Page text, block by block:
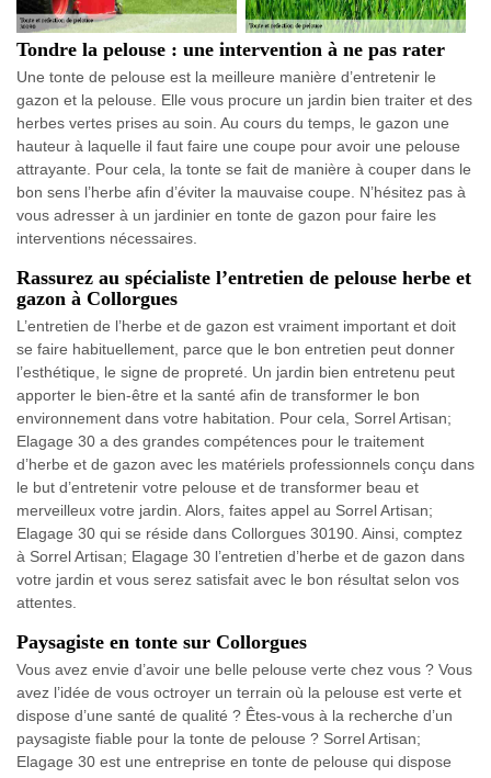
Tondre la pelouse : une intervention à ne pas rater
Une tonte de pelouse est la meilleure manière d’entretenir le
gazon et la pelouse. Elle vous procure un jardin bien traiter et des
herbes vertes prises au soin. Au cours du temps, le gazon une
hauteur à laquelle il faut faire une coupe pour avoir une pelouse
attrayante. Pour cela, la tonte se fait de manière à couper dans le
bon sens l’herbe afin d’éviter la mauvaise coupe. N’hésitez pas à
vous adresser à un jardinier en tonte de gazon pour faire les
interventions nécessaires.
Rassurez au spécialiste l’entretien de pelouse herbe et
gazon à Collorgues
L’entretien de l’herbe et de gazon est vraiment important et doit
se faire habituellement, parce que le bon entretien peut donner
l’esthétique, le signe de propreté. Un jardin bien entretenu peut
apporter le bien-être et la santé afin de transformer le bon
environnement dans votre habitation. Pour cela, Sorrel Artisan;
Elagage 30 a des grandes compétences pour le traitement
d’herbe et de gazon avec les matériels professionnels conçu dans
le but d’entretenir votre pelouse et de transformer beau et
merveilleux votre jardin. Alors, faites appel au Sorrel Artisan;
Elagage 30 qui se réside dans Collorgues 30190. Ainsi, comptez
à Sorrel Artisan; Elagage 30 l’entretien d’herbe et de gazon dans
votre jardin et vous serez satisfait avec le bon résultat selon vos
attentes.
Paysagiste en tonte sur Collorgues
Vous avez envie d’avoir une belle pelouse verte chez vous ? Vous
avez l’idée de vous octroyer un terrain où la pelouse est verte et
dispose d’une santé de qualité ? Êtes-vous à la recherche d’un
paysagiste fiable pour la tonte de pelouse ? Sorrel Artisan;
Elagage 30 est une entreprise en tonte de pelouse qui dispose